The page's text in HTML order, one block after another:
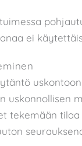
ei
uskonnollisen
tekemään tilaa